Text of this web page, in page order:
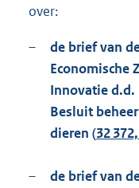
over:
–
de brief van
Economische
Innovatie d.d.
Besluit
dieren (32
–
de brief van